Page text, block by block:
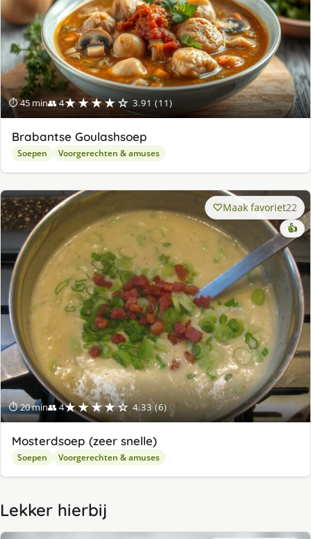
⏱ 45 min👥 4★★★★☆ 3.91 (11)
Brabantse Goulashsoep
Soepen Voorgerechten & amuses
⏱ 20 min👥 4★★★★☆ 4.33 (6)
Maak favoriet22
👍
Mosterdsoep (zeer snelle)
Soepen Voorgerechten & amuses
Lekker hierbij